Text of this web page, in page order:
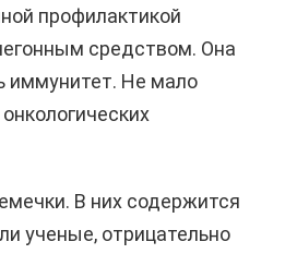
профилактикой
средством. Она
иммунитет. Не мало
В них содержится
ученые, отрицательно